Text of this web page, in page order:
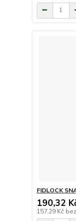
FIDLOCK
190,32
157,29 Kč